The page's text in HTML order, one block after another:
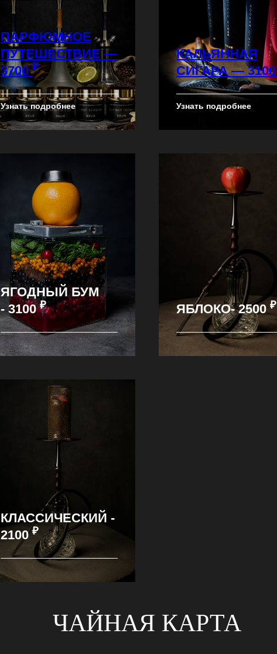
ПАРФЮМНОЕ
ПУТЕШЕСТВИЕ —
3700₽
Узнать подробнее
КАЛЬЯННАЯ
СИГАРА — 3100
Узнать подробнее
ЯГОДНЫЙ БУМ
- 3100₽ ЯБЛОКО- 2500 ₽
КЛАССИЧЕСКИЙ -
2100₽
ЧАЙНАЯ КАРТА